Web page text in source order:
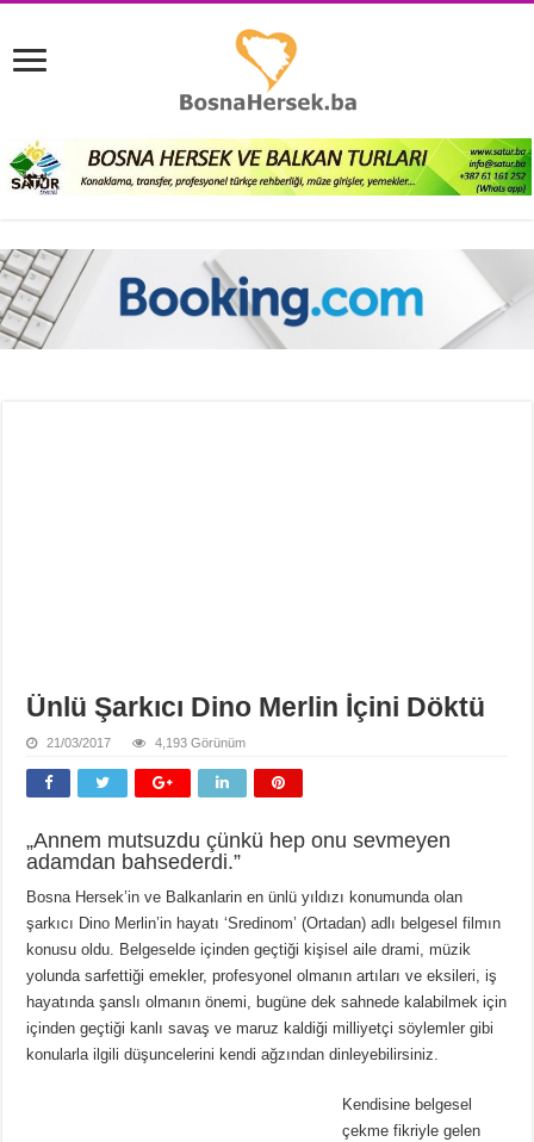
Ünlü Şarkıcı Dino Merlin İçini Döktü
21/03/2017 4,193 Görünüm
„Annem mutsuzdu çünkü hep onu sevmeyen
adamdan bahsederdi.”
Bosna Hersek’in ve Balkanlarin en ünlü yıldızı konumunda olan
şarkıcı Dino Merlin’in hayatı ‘Sredinom’ (Ortadan) adlı belgesel filmın
konusu oldu. Belgeselde içinden geçtiği kişisel aile drami, müzik
yolunda sarfettiği emekler, profesyonel olmanın artıları ve eksileri, iş
hayatında şanslı olmanın önemi, bugüne dek sahnede kalabilmek için
içinden geçtiği kanlı savaş ve maruz kaldiği milliyetçi söylemler gibi
konularla ilgili düşuncelerini kendi ağzından dinleyebilirsiniz.
Kendisine belgesel
çekme fikriyle gelen